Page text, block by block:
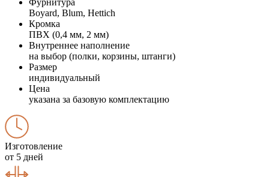
Boyard, Blum, Hettich
Кромка
ПВХ (0,4 мм, 2 мм)
Внутреннее наполнение
на выбор (полки, корзины, штанги)
Размер
индивидуальный
Цена
указана за базовую комплектацию
Изготовление
от 5 дней